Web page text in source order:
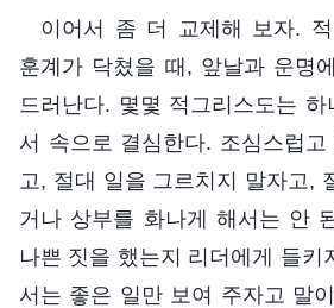
이어서 좀 더 교제해 보자.
훈계가 닥쳤을 때, 앞날과 운명
드러난다. 몇몇 적그리스도는
서 속으로 결심한다. 조심스럽
고, 절대 일을 그르치지 말자고,
거나 상부를 화나게 해서는 안
나쁜 짓을 했는지 리더에게 들키
서는 좋은 일만 보여 주자고 말